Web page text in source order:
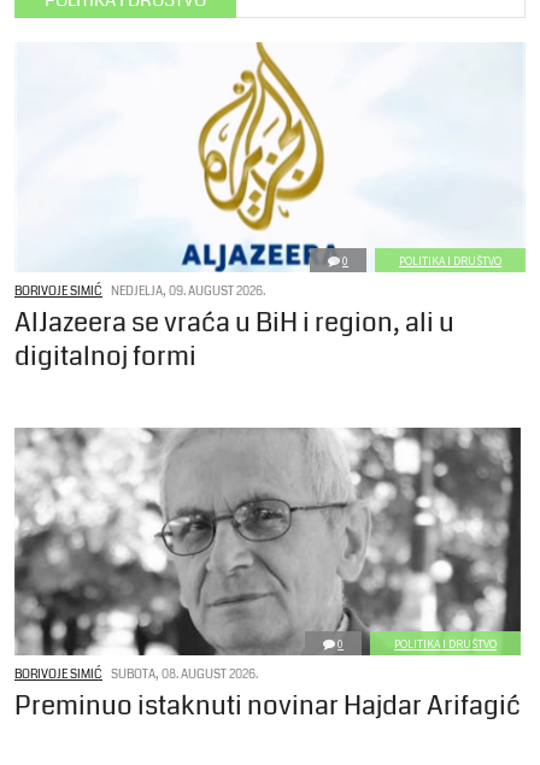
0 POLITIKA I DRUŠTVO
BORIVOJE SIMIĆ NEDJELJA, 09. AUGUST 2026.
AlJazeera se vraća u BiH i region, ali u
digitalnoj formi
0 POLITIKA I DRUŠTVO
BORIVOJE SIMIĆ SUBOTA, 08. AUGUST 2026.
Preminuo istaknuti novinar Hajdar Arifagić